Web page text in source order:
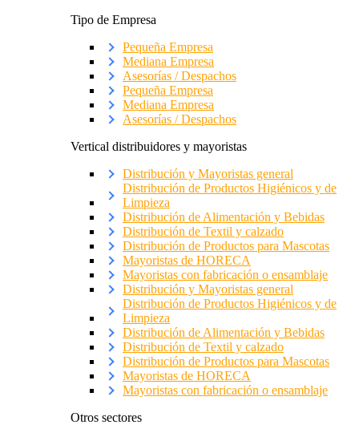
Tipo de Empresa
Pequeña Empresa
Mediana Empresa
Asesorías / Despachos
Pequeña Empresa
Mediana Empresa
Asesorías / Despachos
Vertical distribuidores y mayoristas
Distribución y Mayoristas general
Distribución de Productos Higiénicos y de
Limpieza
Distribución de Alimentación y Bebidas
Distribución de Textil y calzado
Distribución de Productos para Mascotas
Mayoristas de HORECA
Mayoristas con fabricación o ensamblaje
Distribución y Mayoristas general
Distribución de Productos Higiénicos y de
Limpieza
Distribución de Alimentación y Bebidas
Distribución de Textil y calzado
Distribución de Productos para Mascotas
Mayoristas de HORECA
Mayoristas con fabricación o ensamblaje
Otros sectores